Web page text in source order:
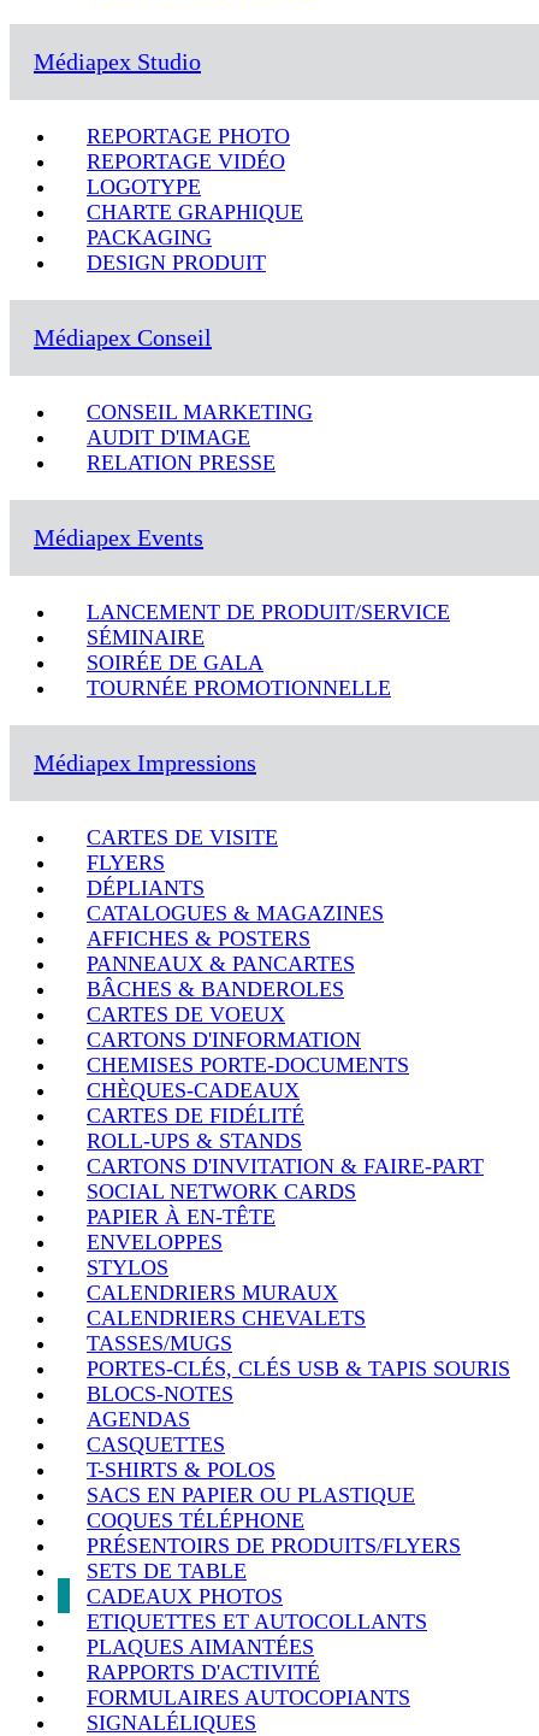
Médiapex Studio
REPORTAGE PHOTO
REPORTAGE VIDÉO
LOGOTYPE
CHARTE GRAPHIQUE
PACKAGING
DESIGN PRODUIT
Médiapex Conseil
CONSEIL MARKETING
AUDIT D'IMAGE
RELATION PRESSE
Médiapex Events
LANCEMENT DE PRODUIT/SERVICE
SÉMINAIRE
SOIRÉE DE GALA
TOURNÉE PROMOTIONNELLE
Médiapex Impressions
CARTES DE VISITE
FLYERS
DÉPLIANTS
CATALOGUES & MAGAZINES
AFFICHES & POSTERS
PANNEAUX & PANCARTES
BÂCHES & BANDEROLES
CARTES DE VOEUX
CARTONS D'INFORMATION
CHEMISES PORTE-DOCUMENTS
CHÈQUES-CADEAUX
CARTES DE FIDÉLITÉ
ROLL-UPS & STANDS
CARTONS D'INVITATION & FAIRE-PART
SOCIAL NETWORK CARDS
PAPIER À EN-TÊTE
ENVELOPPES
STYLOS
CALENDRIERS MURAUX
CALENDRIERS CHEVALETS
TASSES/MUGS
PORTES-CLÉS, CLÉS USB & TAPIS SOURIS
BLOCS-NOTES
AGENDAS
CASQUETTES
T-SHIRTS & POLOS
SACS EN PAPIER OU PLASTIQUE
COQUES TÉLÉPHONE
PRÉSENTOIRS DE PRODUITS/FLYERS
SETS DE TABLE
CADEAUX PHOTOS
ETIQUETTES ET AUTOCOLLANTS
PLAQUES AIMANTÉES
RAPPORTS D'ACTIVITÉ
FORMULAIRES AUTOCOPIANTS
SIGNALÉLIQUES